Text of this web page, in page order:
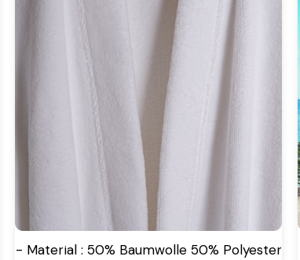
- Material : 50% Baumwolle 50% Polyester